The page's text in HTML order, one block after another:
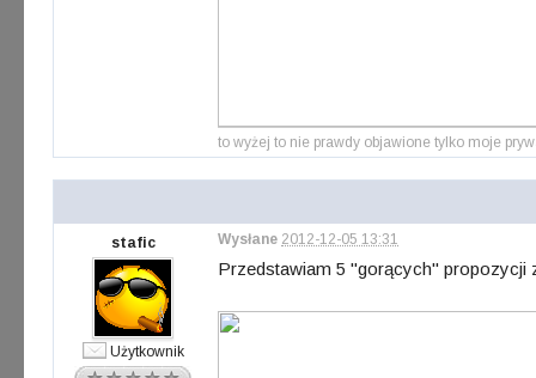
to wyżej to nie prawdy objawione tylko moje
stafic
Użytkownik
Wysłane 2012-12-05 13:31
Przedstawiam 5 "gorących" propozycji